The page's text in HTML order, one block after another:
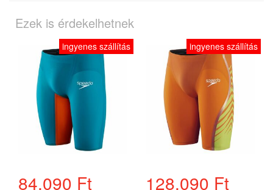
Ezek is érdekelhetnek
ingyenes szállítás
84.090 Ft
ingyenes szállítás
128.090 Ft